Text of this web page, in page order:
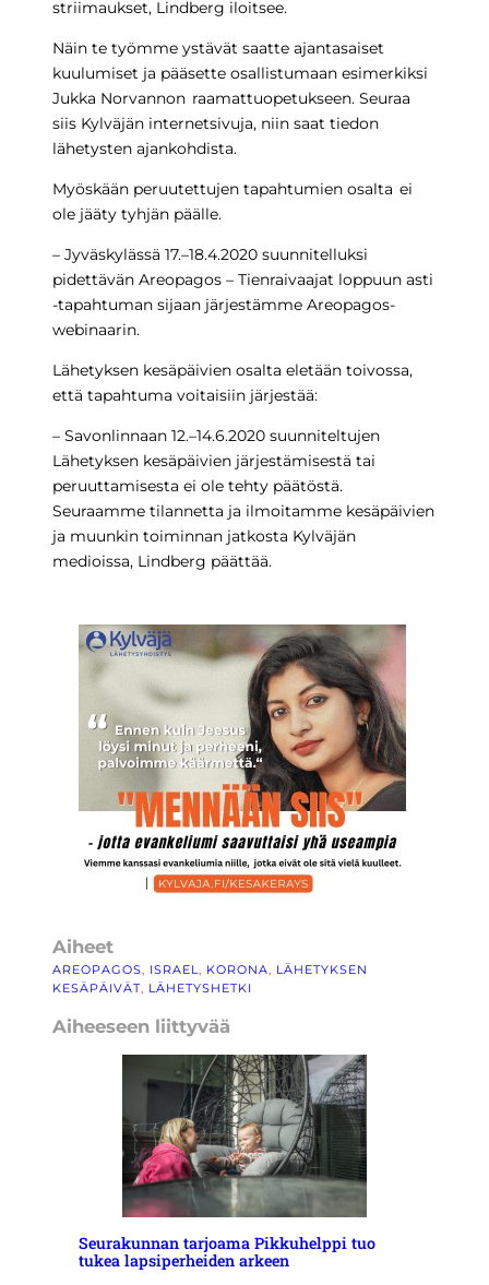
striimaukset, Lindberg iloitsee.
Näin te työmme ystävät saatte ajantasaiset
kuulumiset ja pääsette osallistumaan esimerkiksi
Jukka Norvannon raamattuopetukseen. Seuraa
siis Kylväjän internetsivuja, niin saat tiedon
lähetysten ajankohdista.
Myöskään peruutettujen tapahtumien osalta ei
ole jääty tyhjän päälle.
– Jyväskylässä 17.–18.4.2020 suunnitelluksi
pidettävän Areopagos – Tienraivaajat loppuun asti
-tapahtuman sijaan järjestämme Areopagos-
webinaarin.
Lähetyksen kesäpäivien osalta eletään toivossa,
että tapahtuma voitaisiin järjestää:
– Savonlinnaan 12.–14.6.2020 suunniteltujen
Lähetyksen kesäpäivien järjestämisestä tai
peruuttamisesta ei ole tehty päätöstä.
Seuraamme tilannetta ja ilmoitamme kesäpäivien
ja muunkin toiminnan jatkosta Kylväjän
medioissa, Lindberg päättää.
Aiheet
AREOPAGOS, ISRAEL, KORONA, LÄHETYKSEN
KESÄPÄIVÄT, LÄHETYSHETKI
Aiheeseen liittyvää
Seurakunnan tarjoama Pikkuhelppi tuo
tukea lapsiperheiden arkeen